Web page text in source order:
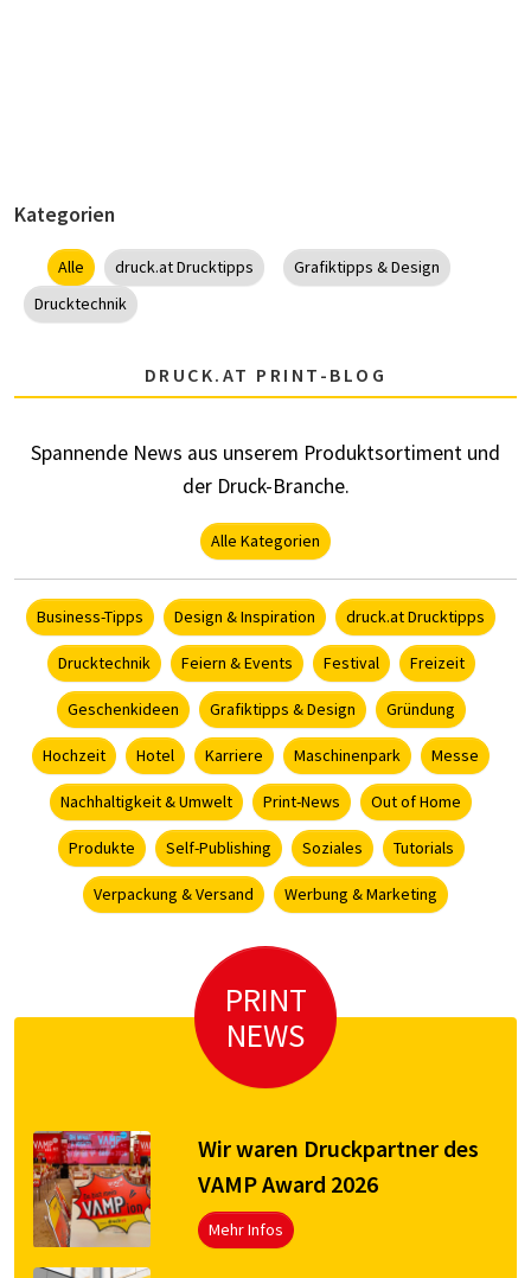
Kategorien
Alle druck.at Drucktipps
Grafiktipps & Design
Drucktechnik
DRUCK.AT PRINT-BLOG
Spannende News aus unserem Produktsortiment und
der Druck-Branche.
Alle Kategorien
Business-Tipps Design & Inspiration druck.at Drucktipps
Drucktechnik Feiern & Events Festival Freizeit
Geschenkideen Grafiktipps & Design Gründung
Hochzeit Hotel Karriere Maschinenpark Messe
Nachhaltigkeit & Umwelt Print-News Out of Home
Produkte Self-Publishing Soziales Tutorials
Verpackung & Versand Werbung & Marketing
PRINT
NEWS
Wir waren Druckpartner des
VAMP Award 2026
Mehr Infos